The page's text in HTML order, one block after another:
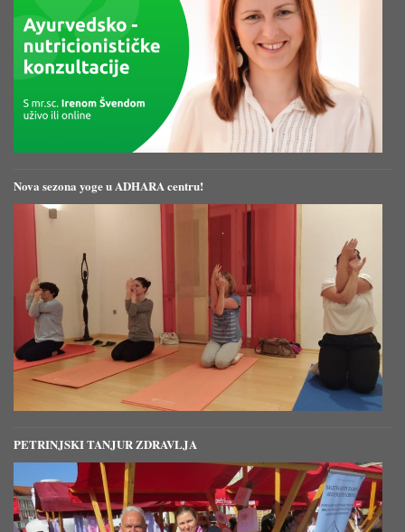
Nova sezona yoge u ADHARA centru!
PETRINJSKI TANJUR ZDRAVLJA